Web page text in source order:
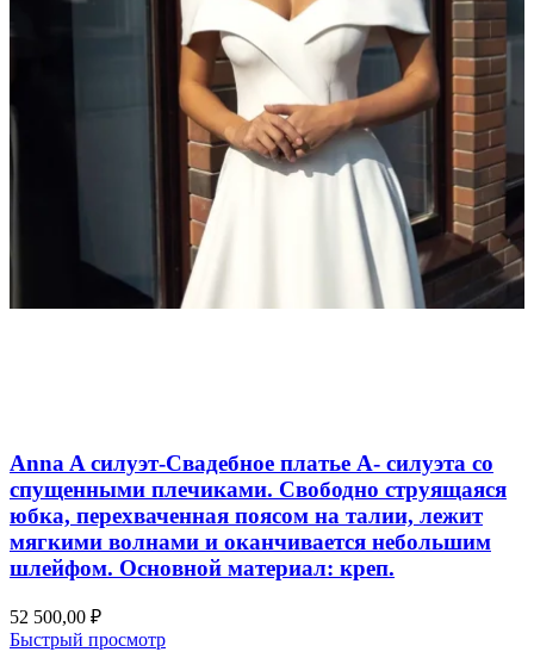
Anna A силуэт-Свадебное платье А- силуэта со
спущенными плечиками. Свободно струящаяся
юбка, перехваченная поясом на талии, лежит
мягкими волнами и оканчивается небольшим
шлейфом. Основной материал: креп.
52 500,00 ₽
Быстрый просмотр